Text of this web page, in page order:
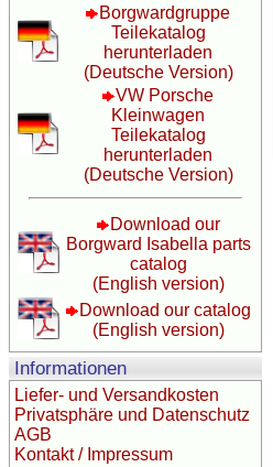
Borgwardgruppe
Teilekatalog
herunterladen
(Deutsche Version)
VW Porsche
Kleinwagen
Teilekatalog
herunterladen
(Deutsche Version)
Download our
Borgward Isabella parts
catalog
(English version)
Download our catalog
(English version)
Informationen
Liefer- und Versandkosten
Privatsphäre und Datenschutz
AGB
Kontakt / Impressum